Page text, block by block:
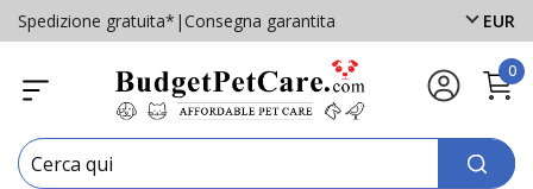
Spedizione gratuita* |Consegna garantita EUR
0